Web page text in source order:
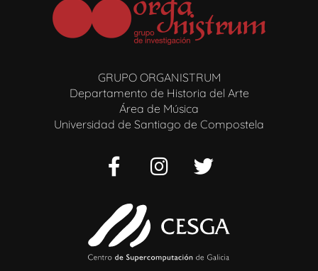
GRUPO ORGANISTRUM
Departamento de Historia del Arte
Área de Música
Universidad de Santiago de Compostela